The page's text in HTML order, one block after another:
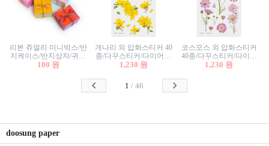
리본 쥬얼리 미니박스/반
지케이스/반지상자/귀걸
이상자/귀걸이박스/악세
100 원
개나리 외 압화스티커 40
종/다꾸스티커/다이어리
꾸미기/꽃스티커/자연물
1,230 원
코스모스 외 압화스티커
40종/다꾸스티커/다이어
리꾸미기/꽃스티커/자연
1,230 원
1 /46
doosung paper